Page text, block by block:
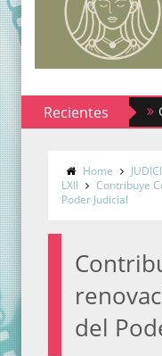
RecientesCodhem
Home
LXII
Contribuye
Poder Judicial
del